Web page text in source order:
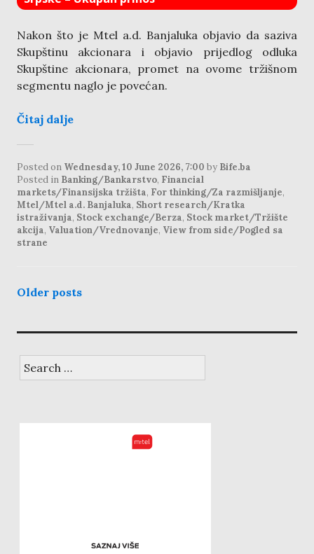
Nakon što je Mtel a.d. Banjaluka objavio da saziva
Skupštinu akcionara i objavio prijedlog odluka
Skupštine akcionara, promet na ovome tržišnom
segmentu naglo je povećan.
Čitaj dalje
Posted on Wednesday, 10 June 2026, 7:00 by Bife.ba
Posted in Banking/Bankarstvo, Financial
markets/Finansijska tržišta, For thinking/Za razmišljanje,
Mtel/Mtel a.d. Banjaluka, Short research/Kratka
istraživanja, Stock exchange/Berza, Stock market/Tržište
akcija, Valuation/Vrednovanje, View from side/Pogled sa
strane
posts
navigation
Older posts
for: